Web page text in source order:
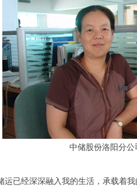
中储股份洛阳分公
运已经深深融入我的生活，承载着